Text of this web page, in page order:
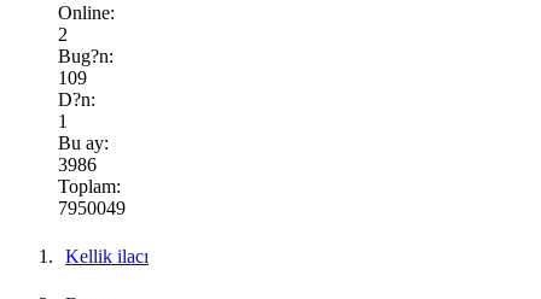
Online:
2
Bug?n:
109
D?n:
1
Bu ay:
3986
Toplam:
7950049
Kellik ilacı